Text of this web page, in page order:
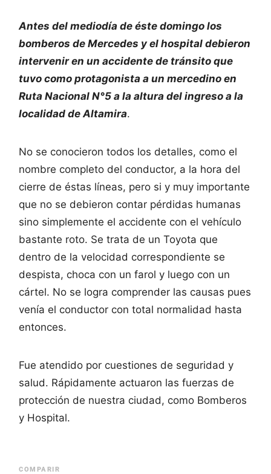
Antes del mediodía de éste domingo los
bomberos de Mercedes y el hospital debieron
intervenir en un accidente de tránsito que
tuvo como protagonista a un mercedino en
Ruta Nacional N°5 a la altura del ingreso a la
localidad de Altamira.
No se conocieron todos los detalles, como el
nombre completo del conductor, a la hora del
cierre de éstas líneas, pero si y muy importante
que no se debieron contar pérdidas humanas
sino simplemente el accidente con el vehículo
bastante roto. Se trata de un Toyota que
dentro de la velocidad correspondiente se
despista, choca con un farol y luego con un
cártel. No se logra comprender las causas pues
venía el conductor con total normalidad hasta
entonces.
Fue atendido por cuestiones de seguridad y
salud. Rápidamente actuaron las fuerzas de
protección de nuestra ciudad, como Bomberos
y Hospital.
COMPARIR